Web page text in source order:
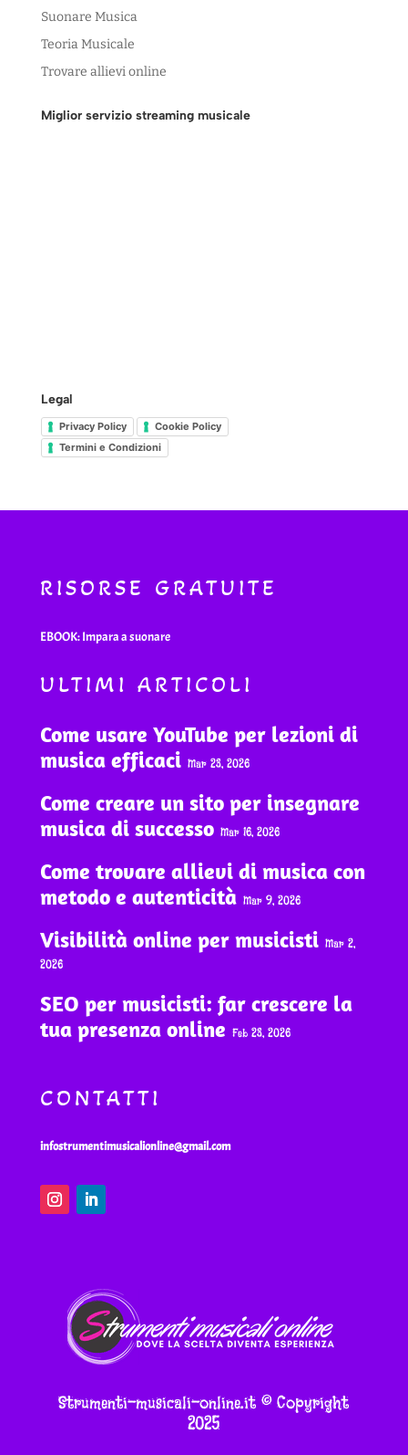
Suonare Musica
Teoria Musicale
Trovare allievi online
Miglior servizio streaming musicale
Legal
Privacy Policy
Cookie Policy
Termini e Condizioni
RISORSE GRATUITE
EBOOK: Impara a suonare
ULTIMI ARTICOLI
Come usare YouTube per lezioni di
musica efficaci Mar 23, 2026
Come creare un sito per insegnare
musica di successo Mar 16, 2026
Come trovare allievi di musica con
metodo e autenticità Mar 9, 2026
Visibilità online per musicisti Mar 2,
2026
SEO per musicisti: far crescere la
tua presenza online Feb 23, 2026
CONTATTI
infostrumentimusicalionline@gmail.com
Strumenti-musicali-online.it © Copyright
2025